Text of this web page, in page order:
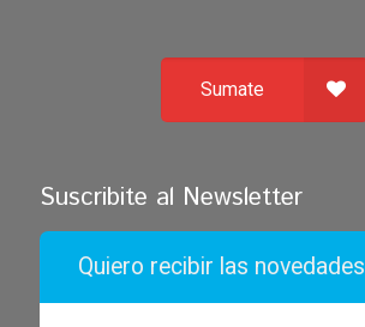
Sumate
Suscribite al Newsletter
Quiero recibir las novedades